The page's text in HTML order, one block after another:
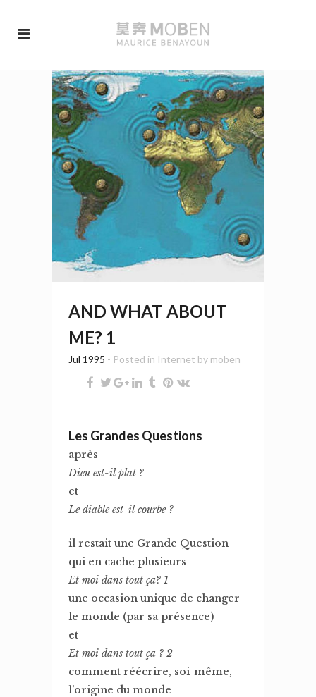
AND WHAT ABOUT
ME? 1
Jul 1995 - Posted in Internet by moben
Les Grandes Questions
après
Dieu est-il plat ?
et
Le diable est-il courbe ?
il restait une Grande Question
qui en cache plusieurs
Et moi dans tout ça? 1
une occasion unique de changer
le monde (par sa présence)
et
Et moi dans tout ça ? 2
comment réécrire, soi-même,
l’origine du monde